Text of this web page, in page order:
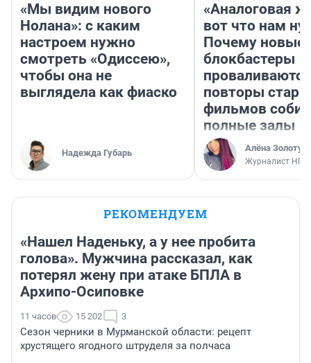
«Мы видим нового
Нолана»: с каким
настроем нужно
смотреть «Одиссею»,
чтобы она не
выглядела как фиаско
Надежда Губарь
«Аналоговая
вот что нам
Почему новые
блокбастеры
повторы
фильмов
полные залы
Алёна
Журналист НГС
РЕКОМЕНДУЕМ
«Нашел Наденьку, а у нее пробита
голова». Мужчина рассказал, как
потерял жену при атаке БПЛА в
Архипо-Осиповке
11 часов 15 202 3
Сезон черники в Мурманской области: рецепт
хрустящего ягодного штруделя за полчаса